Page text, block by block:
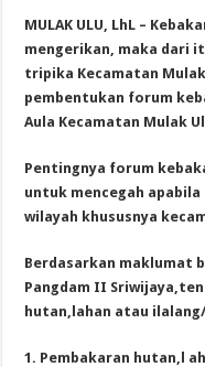
MULAK ULU, LhL –
mengerikan, maka dari
tripika Kecamatan
pembentukan forum
Aula Kecamatan Mulak
Pentingnya forum
untuk mencegah
wilayah khususnya
Berdasarkan maklumat
Pangdam II
hutan,lahan atau
1. Pembakaran hutan,l